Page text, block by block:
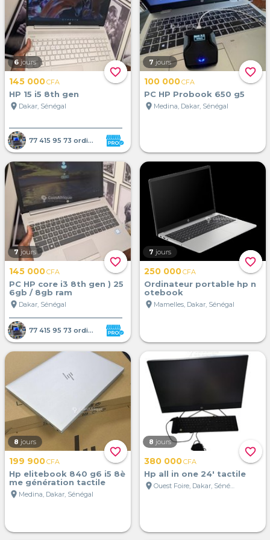
favorite_border
6 jours
145 000CFA
HP 15 i5 8th gen
location_on Dakar, Sénégal
77 415 95 73 ordinateur portab
favorite_border
7 jours
100 000CFA
PC HP Probook 650 g5
location_on Medina, Dakar, Sénégal
favorite_border
7 jours
145 000CFA
PC HP core i3 8th gen ) 25
6gb / 8gb ram
location_on Dakar, Sénégal
77 415 95 73 ordinateur portab
favorite_border
7 jours
250 000CFA
Ordinateur portable hp n
otebook
location_on Mamelles, Dakar, Sénégal
favorite_border
8 jours
199 900CFA
Hp elitebook 840 g6 i5 8è
me génération tactile
location_on Medina, Dakar, Sénégal
favorite_border
8 jours
380 000CFA
Hp all in one 24' tactile
location_on
Ouest Foire, Dakar, Sénégal